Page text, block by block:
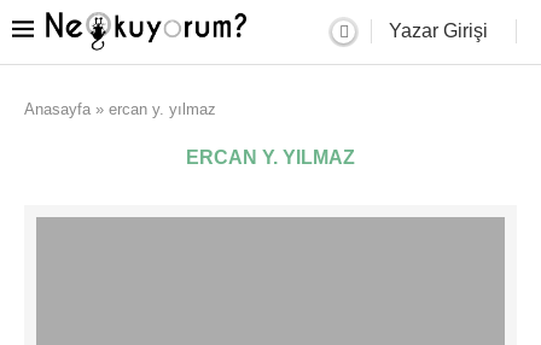
Yazar Girişi
Anasayfa » ercan y. yılmaz
ERCAN Y. YILMAZ